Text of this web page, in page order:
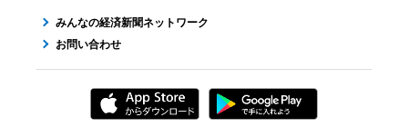
みんなの経済新聞ネットワーク
お問い合わせ